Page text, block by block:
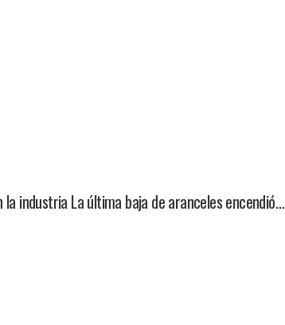
la industria La última baja de aranceles encendió…